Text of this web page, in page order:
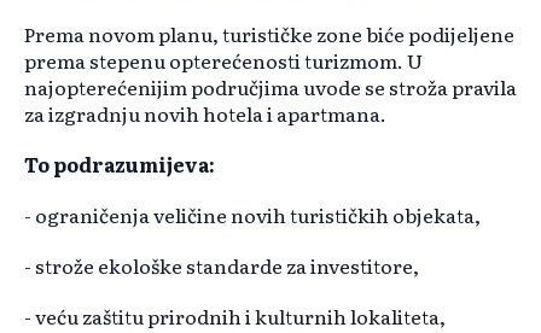
Prema novom planu, turističke zone biće podijeljene
prema stepenu opterećenosti turizmom. U
najopterećenijim područjima uvode se stroža pravila
za izgradnju novih hotela i apartmana.
To podrazumijeva:
- ograničenja veličine novih turističkih objekata,
- strože ekološke standarde za investitore,
- veću zaštitu prirodnih i kulturnih lokaliteta,